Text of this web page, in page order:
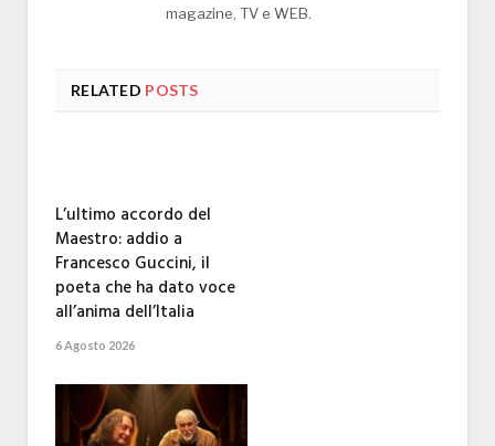
magazine, TV e WEB.
RELATED POSTS
L’ultimo accordo del
Maestro: addio a
Francesco Guccini, il
poeta che ha dato voce
all’anima dell’Italia
6 Agosto 2026